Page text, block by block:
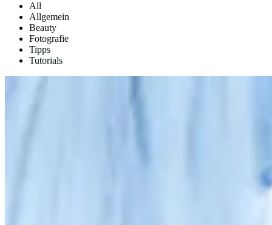
All
Allgemein
Beauty
Fotografie
Tipps
Tutorials